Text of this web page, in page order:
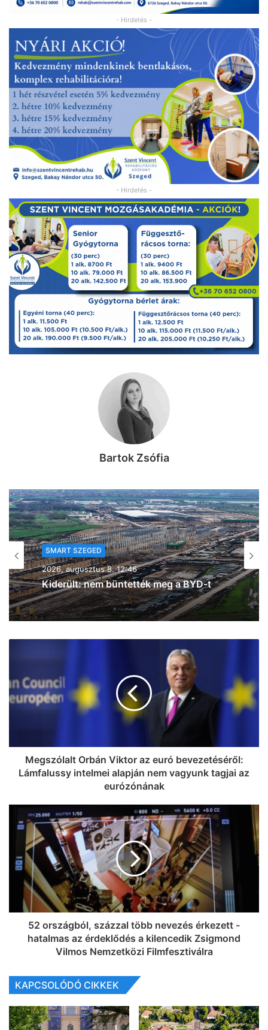
- Hirdetés -
- Hirdetés -
Bartok Zsófia
SMART SZEGED
2026, augusztus 7. 15:31
Hétfőn elindul Szegeden, amire másfél
éve készültek: már foglalhatók az
időpontok a ZEPU AI kezelésekre
(galéria)
SMART SZEGED
2026, augusztus 6. 11:06
Már tesztelik az új klíma-technológia
beszerelését a régi szegedi
villamosokon is
Megszólalt Orbán Viktor az euró bevezetéséről:
Lámfalussy intelmei alapján nem vagyunk tagjai az
eurózónának
52 országból, százzal több nevezés érkezett -
hatalmas az érdeklődés a kilencedik Zsigmond
Vilmos Nemzetközi Filmfesztiválra
KAPCSOLÓDÓ CIKKEK